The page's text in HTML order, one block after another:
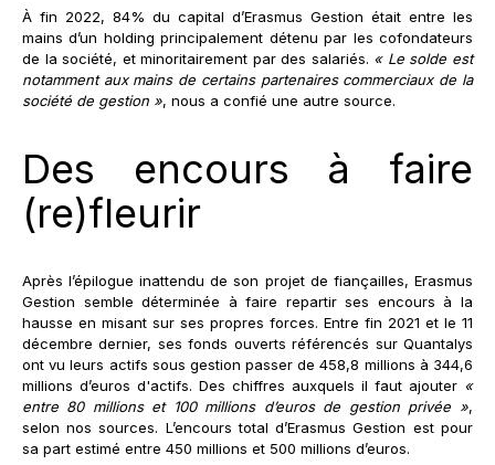
À fin 2022, 84% du capital d’Erasmus Gestion était entre les
mains d’un holding principalement détenu par les cofondateurs
de la société, et minoritairement par des salariés. « Le solde est
notamment aux mains de certains partenaires commerciaux de la
société de gestion », nous a confié une autre source.
Des encours à faire
(re)fleurir
Après l’épilogue inattendu de son projet de fiançailles, Erasmus
Gestion semble déterminée à faire repartir ses encours à la
hausse en misant sur ses propres forces. Entre fin 2021 et le 11
décembre dernier, ses fonds ouverts référencés sur Quantalys
ont vu leurs actifs sous gestion passer de 458,8 millions à 344,6
millions d’euros d'actifs. Des chiffres auxquels il faut ajouter «
entre 80 millions et 100 millions d’euros de gestion privée »,
selon nos sources. L’encours total d’Erasmus Gestion est pour
sa part estimé entre 450 millions et 500 millions d’euros.